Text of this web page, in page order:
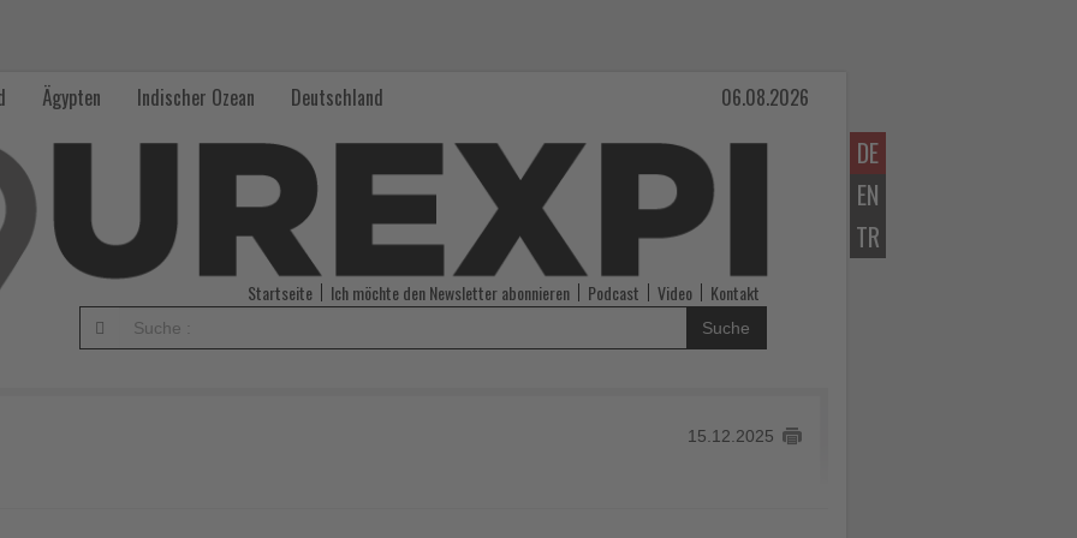
DE
EN
TR
Ägypten Indischer Ozean Deutschland 06.08.2026
Startseite Ich möchte den Newsletter abonnieren Podcast Video Kontakt
Suche
15.12.2025